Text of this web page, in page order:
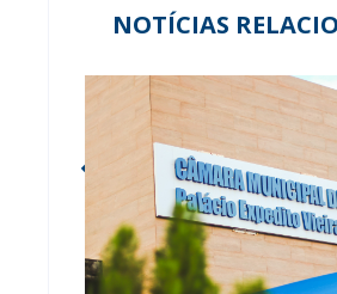
NOTÍCIAS